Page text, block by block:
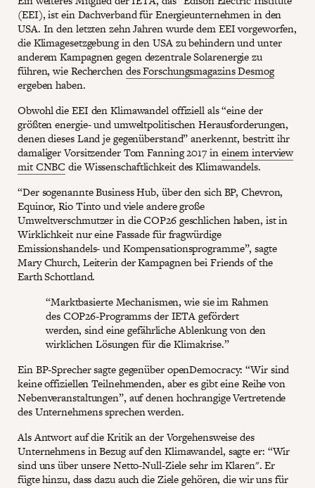
(EEI), ist ein Dachverband für Energieunternehmen in den
USA. In den letzten zehn Jahren wurde dem EEI vorgeworfen,
die Klimagesetzgebung in den USA zu behindern und unter
anderem Kampagnen gegen dezentrale Solarenergie zu
führen, wie Recherchendes Forschungsmagazins Desmog
ergeben haben.
Obwohl die EEI den Klimawandel offiziell als “eine der
größten energie- und umweltpolitischen Herausforderungen,
denen dieses Land je gegenüberstand” anerkennt, bestritt ihr
damaliger Vorsitzender Tom Fanning 2017 ineinem interview
mit CNBC die Wissenschaftlichkeit des Klimawandels.
“Der sogenannte Business Hub, über den sich BP, Chevron,
Equinor, Rio Tinto und viele andere große
Umweltverschmutzer in die COP26 geschlichen haben, ist in
Wirklichkeit nur eine Fassade für fragwürdige
Emissionshandels- und Kompensationsprogramme”, sagte
Mary Church, Leiterin der Kampagnen bei Friends of the
Earth Schottland.
“Marktbasierte Mechanismen, wie sie im Rahmen
des COP26-Programms der IETA gefördert
werden, sind eine gefährliche Ablenkung von den
wirklichen Lösungen für die Klimakrise.”
Ein BP-Sprecher sagte gegenüber openDemocracy: “Wir sind
keine offiziellen Teilnehmenden, aber es gibt eine Reihe von
Nebenveranstaltungen”, auf denen hochrangige Vertretende
des Unternehmens sprechen werden.
Als Antwort auf die Kritik an der Vorgehensweise des
Unternehmens in Bezug auf den Klimawandel, sagte er: “Wir
sind uns über unsere Netto-Null-Ziele sehr im Klaren". Er
fügte hinzu, dass dazu auch die Ziele gehören, die wir uns für